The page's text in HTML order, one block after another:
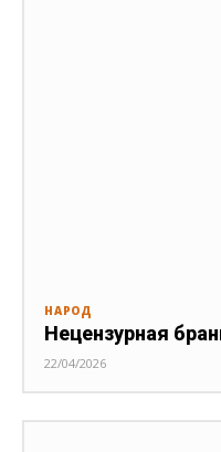
НАРОД
Нецензурная
22/04/2026